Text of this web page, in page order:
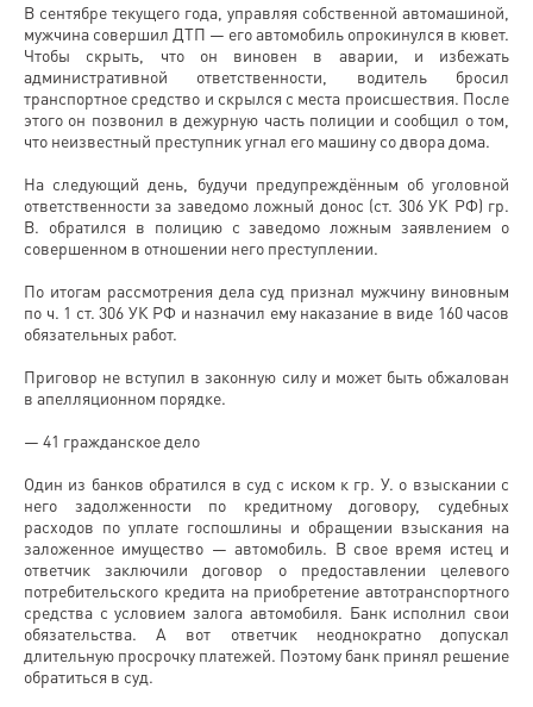
В сентябре текущего года, управляя собственной автомашиной,
мужчина совершил ДТП — его автомобиль опрокинулся в кювет.
Чтобы скрыть, что он виновен в аварии, и избежать
административной ответственности, водитель бросил
транспортное средство и скрылся с места происшествия. После
этого он позвонил в дежурную часть полиции и сообщил о том,
что неизвестный преступник угнал его машину со двора дома.
На следующий день, будучи предупреждённым об уголовной
ответственности за заведомо ложный донос (ст. 306 УК РФ) гр.
В. обратился в полицию с заведомо ложным заявлением о
совершенном в отношении него преступлении.
По итогам рассмотрения дела суд признал мужчину виновным
по ч. 1 ст. 306 УК РФ и назначил ему наказание в виде 160 часов
обязательных работ.
Приговор не вступил в законную силу и может быть обжалован
в апелляционном порядке.
— 41 гражданское дело
Один из банков обратился в суд с иском к гр. У. о взыскании с
него задолженности по кредитному договору, судебных
расходов по уплате госпошлины и обращении взыскания на
заложенное имущество — автомобиль. В свое время истец и
ответчик заключили договор о предоставлении целевого
потребительского кредита на приобретение автотранспортного
средства с условием залога автомобиля. Банк исполнил свои
обязательства. А вот ответчик неоднократно допускал
длительную просрочку платежей. Поэтому банк принял решение
обратиться в суд.